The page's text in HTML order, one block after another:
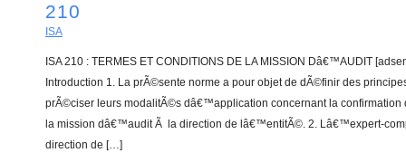
210
ISA
ISA 210 : TERMES ET CONDITIONS DE LA MISSION Dâ€™AUDIT
Introduction 1. La prÃ©sente norme a pour objet de dÃ©finir des
prÃ©ciser leurs modalitÃ©s dâ€™application concernant la confirmation
la mission dâ€™audit Ã la direction de lâ€™entitÃ©. 2. Lâ€™expert-
direction de […]